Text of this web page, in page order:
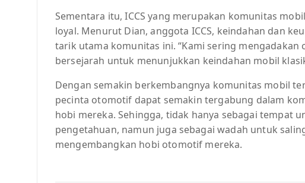
Sementara itu, ICCS yang merupakan komunitas
loyal. Menurut Dian, anggota ICCS, keindahan dan
tarik utama komunitas ini. “Kami sering
bersejarah untuk menunjukkan keindahan mobil
Dengan semakin berkembangnya komunitas mobil
pecinta otomotif dapat semakin tergabung dalam
hobi mereka. Sehingga, tidak hanya sebagai tempat
pengetahuan, namun juga sebagai wadah untuk
mengembangkan hobi otomotif mereka.